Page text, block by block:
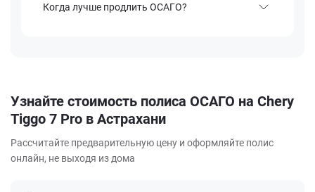
Когда лучше продлить ОСАГО?
Узнайте стоимость полиса ОСАГО на Chery
Tiggo 7 Pro в Астрахани
Рассчитайте предварительную цену и оформляйте полис
онлайн, не выходя из дома